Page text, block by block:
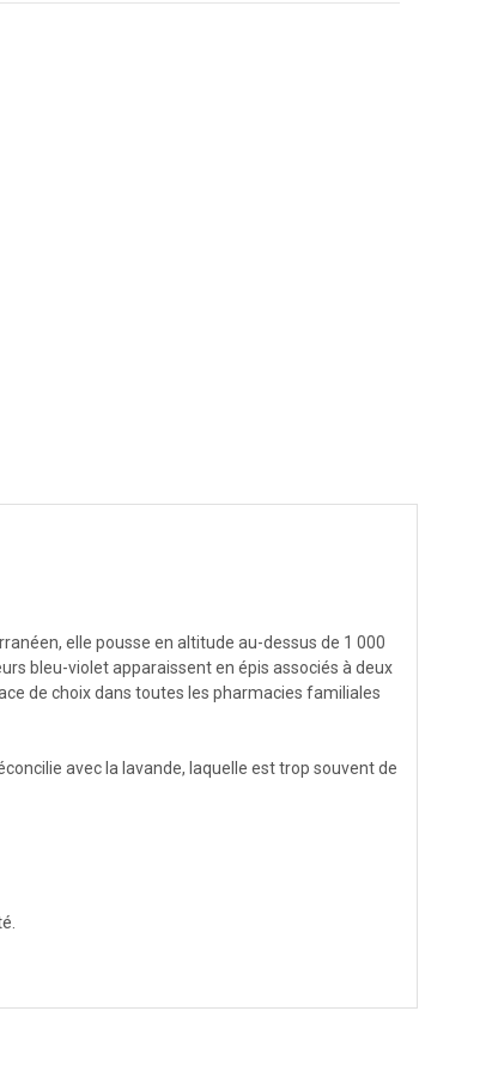
elle pousse en altitude au-dessus de 1 000
bleu-violet apparaissent en épis associés à deux
de choix dans toutes les pharmacies familiales
avec la lavande, laquelle est trop souvent de